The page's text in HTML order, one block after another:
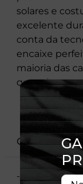
solares e
excelente
conta da
encaixe
maioria das
que cria um
- Aba Curva